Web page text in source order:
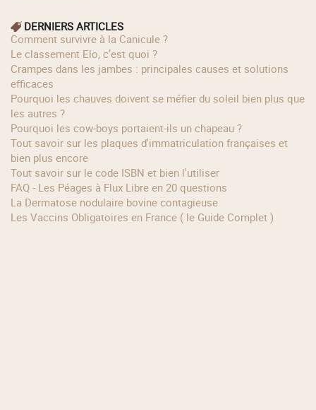
DERNIERS ARTICLES
Comment survivre à la Canicule ?
Le classement Elo, c’est quoi ?
Crampes dans les jambes : principales causes et solutions
efficaces
Pourquoi les chauves doivent se méfier du soleil bien plus que
les autres ?
Pourquoi les cow‑boys portaient‑ils un chapeau ?
Tout savoir sur les plaques d'immatriculation françaises et
bien plus encore
Tout savoir sur le code ISBN et bien l'utiliser
FAQ - Les Péages à Flux Libre en 20 questions
La Dermatose nodulaire bovine contagieuse
Les Vaccins Obligatoires en France ( le Guide Complet )